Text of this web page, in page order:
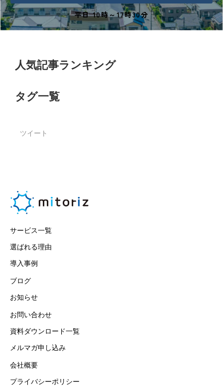
平日 10時～17時30分
人気記事ランキング
タグ一覧
ツイート
サービス一覧
選ばれる理由
導入事例
ブログ
お知らせ
お問い合わせ
資料ダウンロード一覧
メルマガ申し込み
会社概要
プライバシーポリシー